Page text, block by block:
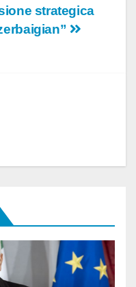
strategica